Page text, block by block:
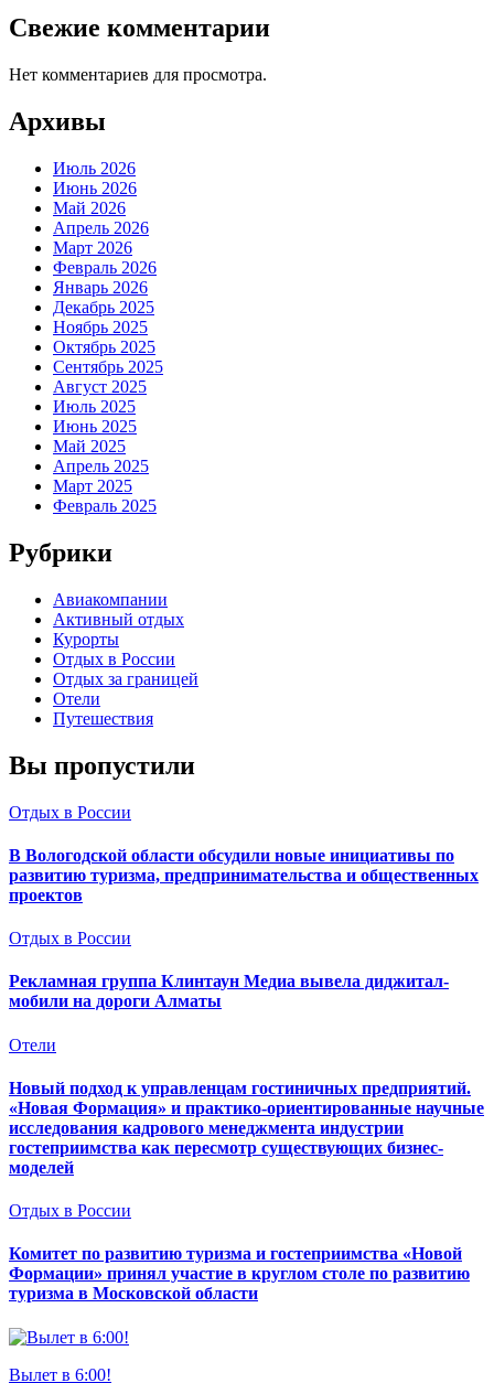
Свежие комментарии
Нет комментариев для просмотра.
Архивы
Июль 2026
Июнь 2026
Май 2026
Апрель 2026
Март 2026
Февраль 2026
Январь 2026
Декабрь 2025
Ноябрь 2025
Октябрь 2025
Сентябрь 2025
Август 2025
Июль 2025
Июнь 2025
Май 2025
Апрель 2025
Март 2025
Февраль 2025
Рубрики
Авиакомпании
Активный отдых
Курорты
Отдых в России
Отдых за границей
Отели
Путешествия
Вы пропустили
Отдых в России
В Вологодской области обсудили новые инициативы по
развитию туризма, предпринимательства и общественных
проектов
Отдых в России
Рекламная группа Клинтаун Медиа вывела диджитал-
мобили на дороги Алматы
Отели
Новый подход к управленцам гостиничных предприятий.
«Новая Формация» и практико-ориентированные научные
исследования кадрового менеджмента индустрии
гостеприимства как пересмотр существующих бизнес-
моделей
Отдых в России
Комитет по развитию туризма и гостеприимства «Новой
Формации» принял участие в круглом столе по развитию
туризма в Московской области
Вылет в 6:00!